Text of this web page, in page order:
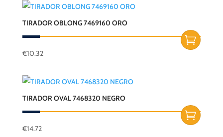
TIRADOR OBLONG 7469160 ORO
€10.32
TIRADOR OVAL 7468320 NEGRO
€14.72